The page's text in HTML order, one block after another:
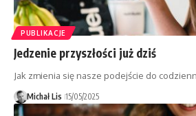
PUBLIKACJE
Jedzenie przyszłości już dziś
Jak zmienia się nasze podejście do
Michał Lis 15/05/2025